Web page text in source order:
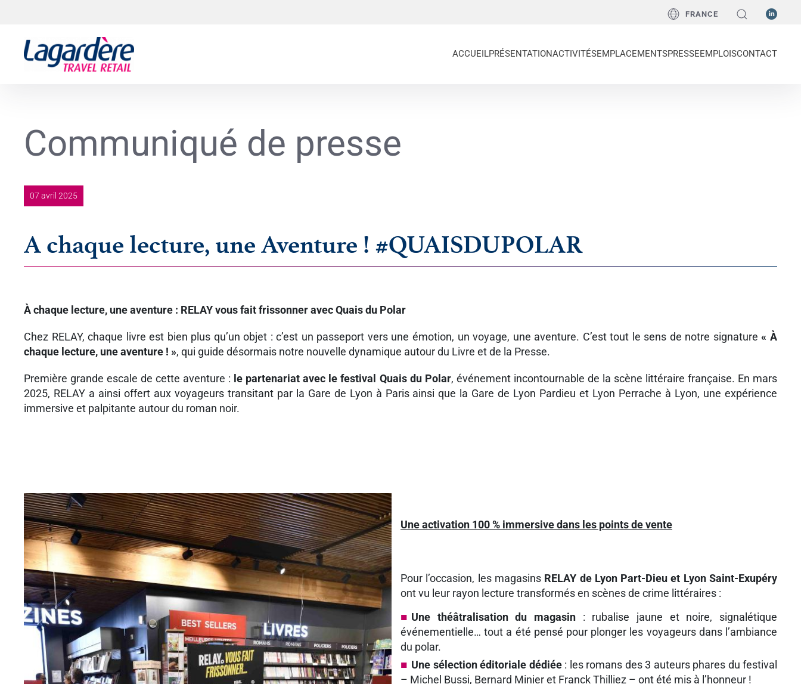
Aller au pied de page
FRANCE
ACCUEILPRÉSENTATIONACTIVITÉSEMPLACEMENTSPRESSEEMPLOISCONTACT
Communiqué de presse
07 avril 2025
A chaque lecture, une Aventure ! #QUAISDUPOLAR
À chaque lecture, une aventure : RELAY vous fait frissonner avec Quais du Polar
Chez RELAY, chaque livre est bien plus qu’un objet : c’est un passeport vers une émotion, un voyage, une aventure. C’est tout le sens de notre signature« À
chaque lecture, une aventure ! », qui guide désormais notre nouvelle dynamique autour du Livre et de la Presse.
Première grande escale de cette aventure : le partenariat avec le festival Quais du Polar, événement incontournable de la scène littéraire française. En mars
2025, RELAY a ainsi offert aux voyageurs transitant par la Gare de Lyon à Paris ainsi que la Gare de Lyon Pardieu et Lyon Perrache à Lyon, une expérience
immersive et palpitante autour du roman noir.
Une activation 100 % immersive dans les points de vente
Pour l’occasion, les magasins RELAY de Lyon Part-Dieu et Lyon Saint-Exupéry
ont vu leur rayon lecture transformés en scènes de crime littéraires :
Une théâtralisation du magasin : rubalise jaune et noire, signalétique
événementielle… tout a été pensé pour plonger les voyageurs dans l’ambiance
du polar.
Une sélection éditoriale dédiée: les romans des 3 auteurs phares du festival
– Michel Bussi, Bernard Minier et Franck Thilliez – ont été mis à l’honneur !